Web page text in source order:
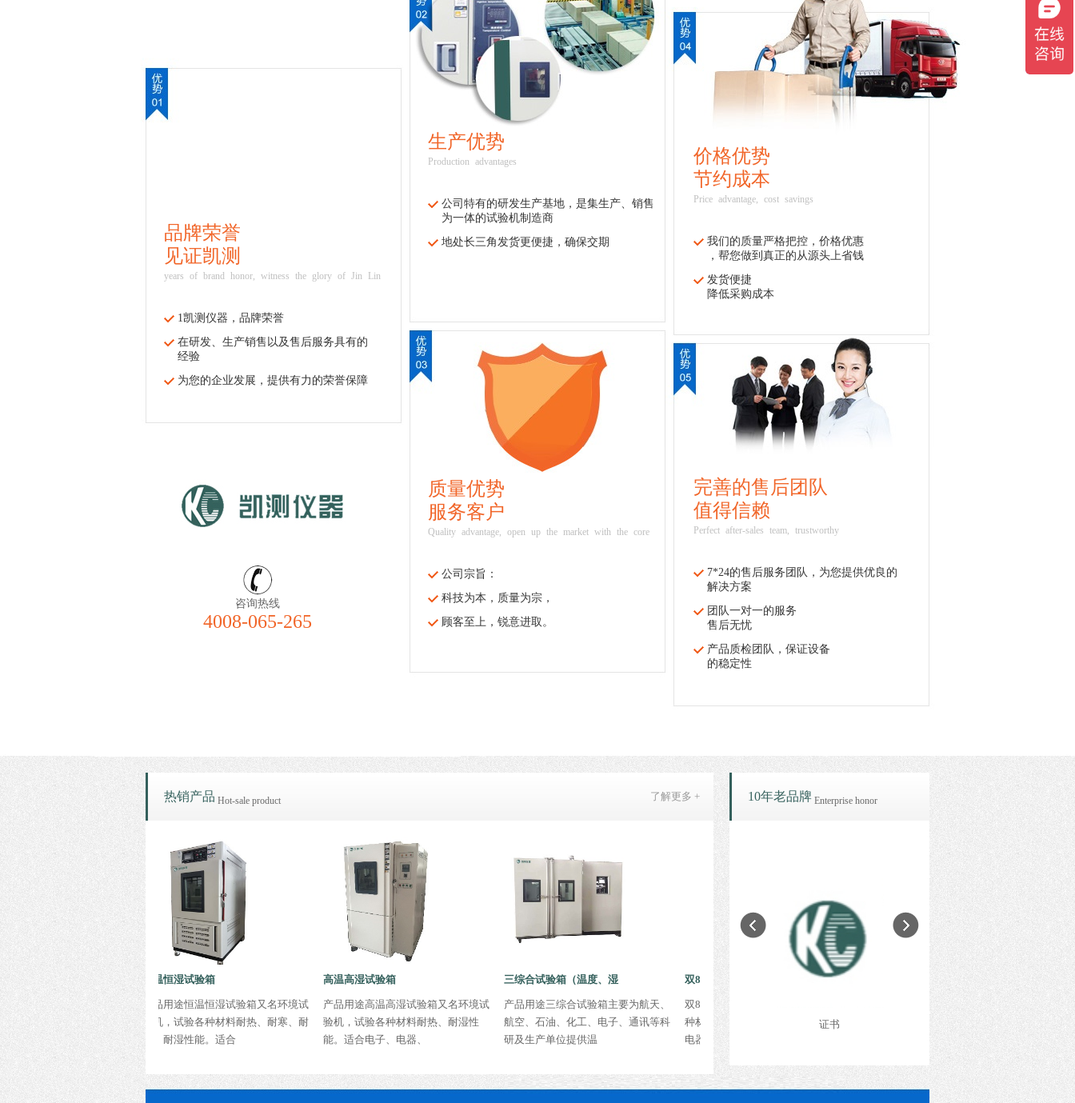
品牌荣誉
见证凯测
years of brand honor, witness the glory of Jin Lin
1凯测仪器，品牌荣誉
在研发、生产销售以及售后服务具有的
经验
为您的企业发展，提供有力的荣誉保障
生产优势
Production advantages
公司特有的研发生产基地，是集生产、销售
为一体的试验机制造商
地处长三角发货更便捷，确保交期
质量优势
服务客户
Quality advantage, open up the market with the core
公司宗旨：
科技为本，质量为宗，
顾客至上，锐意进取。
价格优势
节约成本
Price advantage, cost savings
我们的质量严格把控，价格优惠
，帮您做到真正的从源头上省钱
发货便捷
降低采购成本
完善的售后团队
值得信赖
Perfect after-sales team, trustworthy
7*24的售后服务团队，为您提供优良的
解决方案
团队一对一的服务
售后无忧
产品质检团队，保证设备
的稳定性
咨询热线
4008-065-265
热销产品 Hot-sale product 了解更多 +
验箱又名环境试验
料耐热、耐寒性能。
、车辆
恒温恒湿试验箱
产品用途恒温恒湿试验箱又名环境试
验机，试验各种材料耐热、耐寒、耐
干、耐湿性能。适合
高温高湿试验箱
产品用途高温高湿试验箱又名环境试
验机，试验各种材料耐热、耐湿性
能。适合电子、电器、
三综合试验箱（温度、湿
产品用途三综合试验箱主要为航天、
航空、石油、化工、电子、通讯等科
研及生产单位提供温
双85试验箱
双85试验箱又名环境试验机，试验各
种材料耐热、耐湿性能。适合电子、
电器、食品、车辆、金
产品用途可程式恒温恒湿试验箱又名
环境试验机，试验各种材料耐热、耐
恒温试验箱
产品用途
机，试验
适合电子
10年老品牌 Enterprise honor
证书 证书 证书 证书 证书 证书